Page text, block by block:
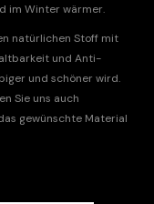
im Winter wärmer.
natürlichen Stoff mit
und Anti-
und schöner wird.
Sie uns auch
gewünschte Material